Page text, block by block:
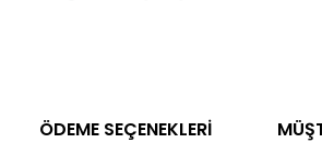
ÖDEME SEÇENEKLERİ